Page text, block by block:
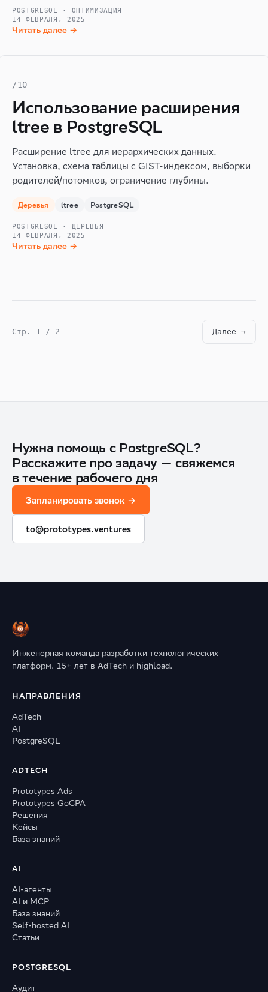
POSTGRESQL · ОПТИМИЗАЦИЯ
14 ФЕВРАЛЯ, 2025
Читать далее →
/10
Использование расширения
ltree в PostgreSQL
Расширение ltree для иерархических данных.
Установка, схема таблицы с GIST-индексом, выборки
родителей/потомков, ограничение глубины.
Деревья ltree PostgreSQL
POSTGRESQL · ДЕРЕВЬЯ
14 ФЕВРАЛЯ, 2025
Читать далее →
Стр. 1 / 2 Далее →
Нужна помощь с PostgreSQL?
Расскажите про задачу — свяжемся
в течение рабочего дня
Запланировать звонок →
to@prototypes.ventures
Инженерная команда разработки технологических
платформ. 15+ лет в AdTech и highload.
НАПРАВЛЕНИЯ
AdTech
AI
PostgreSQL
ADTECH
Prototypes Ads
Prototypes GoCPA
Решения
Кейсы
База знаний
AI
AI-агенты
AI и MCP
База знаний
Self-hosted AI
Статьи
POSTGRESQL
Аудит